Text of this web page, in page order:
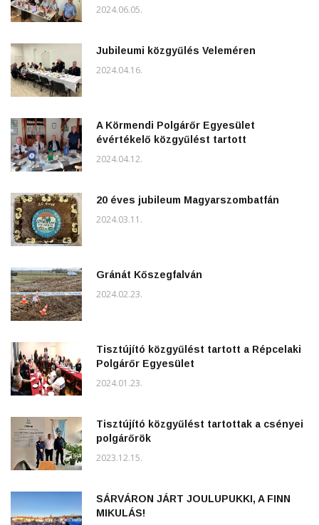
2024.06.05.
Jubileumi közgyűlés Veleméren
2024.04.16.
A Körmendi Polgárőr Egyesület
évértékelő közgyűlést tartott
2024.04.12.
20 éves jubileum Magyarszombatfán
2024.03.11.
Gránát Kőszegfalván
2024.02.23.
Tisztújító közgyűlést tartott a Répcelaki
Polgárőr Egyesület
2024.01.23.
Tisztújító közgyűlést tartottak a csényei
polgárőrök
2023.12.15.
SÁRVÁRON JÁRT JOULUPUKKI, A FINN
MIKULÁS!